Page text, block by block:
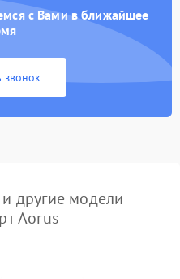
с Вами в ближайшее
звонок
другие модели
Aorus